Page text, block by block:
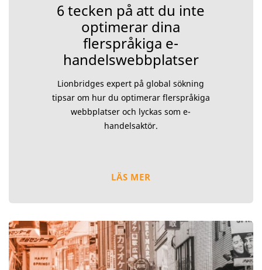
6 tecken på att du inte
optimerar dina
flerspråkiga e-
handelswebbplatser
Lionbridges expert på global sökning
tipsar om hur du optimerar flerspråkiga
webbplatser och lyckas som e-
handelsaktör.
LÄS MER